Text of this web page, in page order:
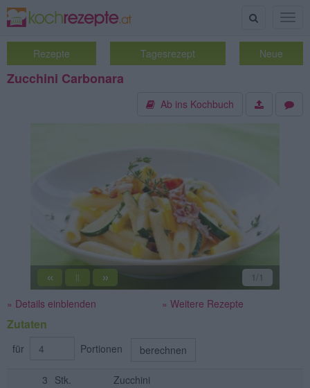
Suche
Rezepte Tagesrezept Neue
Zucchini Carbonara
Ab ins Kochbuch
« || » 1 /1
» Details einblenden » Weitere Rezepte
Zutaten
für Portionen berechnen
3 Stk.
Zucchini